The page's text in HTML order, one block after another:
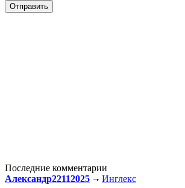
Последние комментарии
Александр22112025
Инглекс